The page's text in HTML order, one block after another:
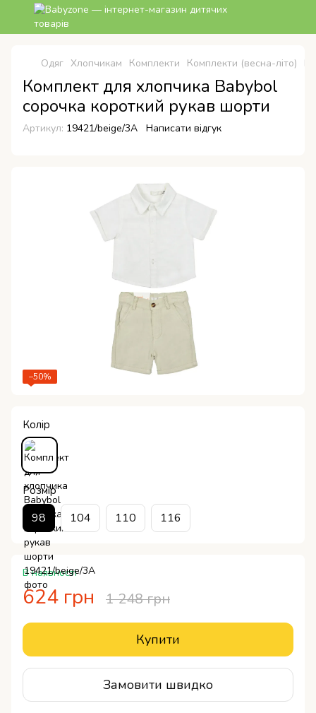
Одяг Хлопчикам Комплекти Комплекти (весна-літо)
Комплект для хлопчика Babybol
сорочка короткий рукав шорти
Артикул: 19421/beige/3A Написати відгук
−50%
Колір
Розмір
98 104 110 116
В наявності
624 грн 1 248 грн
Купити
Замовити швидко